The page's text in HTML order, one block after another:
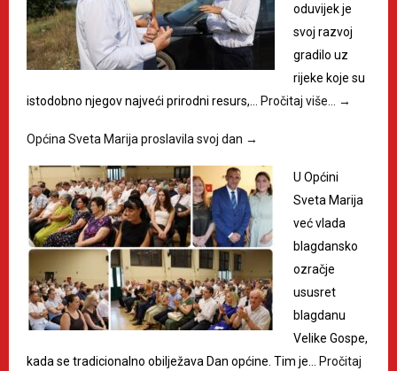
oduvijek je
svoj razvoj
gradilo uz
rijeke koje su
istodobno njegov najveći prirodni resurs,…
Pročitaj više… →
Općina Sveta Marija proslavila svoj dan →
U Općini
Sveta Marija
već vlada
blagdansko
ozračje
ususret
blagdanu
Velike Gospe,
kada se tradicionalno obilježava Dan općine. Tim je…
Pročitaj